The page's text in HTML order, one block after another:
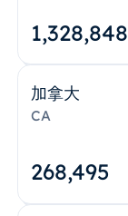
1,328,848
加拿大
CA
268,495